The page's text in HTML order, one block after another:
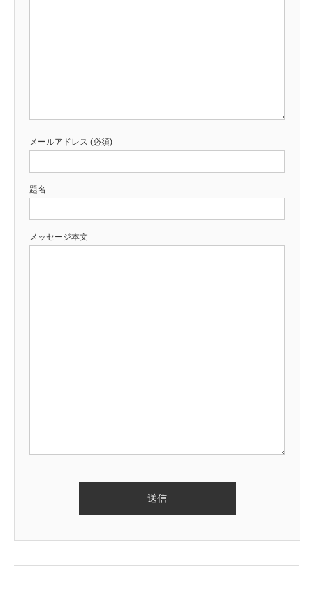
メールアドレス (必須)
題名
メッセージ本文